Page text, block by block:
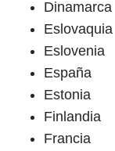
Dinamarca
Eslovaquia
Eslovenia
España
Estonia
Finlandia
Francia